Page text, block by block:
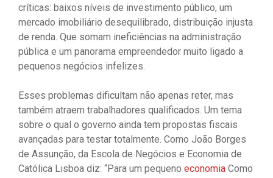
críticas: baixos níveis de investimento público, um
mercado imobiliário desequilibrado, distribuição injusta
de renda. Que somam ineficiências na administração
pública e um panorama empreendedor muito ligado a
pequenos negócios infelizes.
Esses problemas dificultam não apenas reter, mas
também atraem trabalhadores qualificados. Um tema
sobre o qual o governo ainda tem propostas fiscais
avançadas para testar totalmente. Como João Borges
de Assunção, da Escola de Negócios e Economia de
Católica Lisboa diz: “Para um pequeno economia Como